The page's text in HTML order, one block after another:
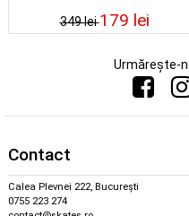
349 lei179 lei
Urmărește-
Contact
Calea Plevnei 222, București
0755 223 274